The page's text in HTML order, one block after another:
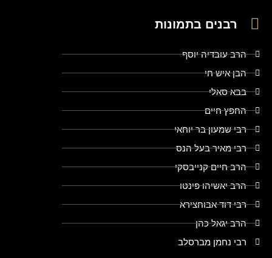
רבנים בתמונות
הרב עובדיה יוסף
הבן איש חי
בבא סאלי
החפץ חיים
רבי שמעון בר יוחאי
רבי מאיר בעל הנס
הרב חיים קנייבסקי
הרב יאשיהו פינטו
רבי דוד אבוחצירא
הרב יגאל כהן
רבי נחמן מברסלב